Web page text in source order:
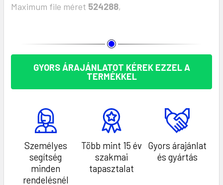
Maximum file méret 524288,
GYORS ÁRAJÁNLATOT KÉREK EZZEL A
TERMÉKKEL
Személyes
segítség
minden
rendelésnél
Több mint 15 év
szakmai
tapasztalat
Gyors árajánlat
és gyártás